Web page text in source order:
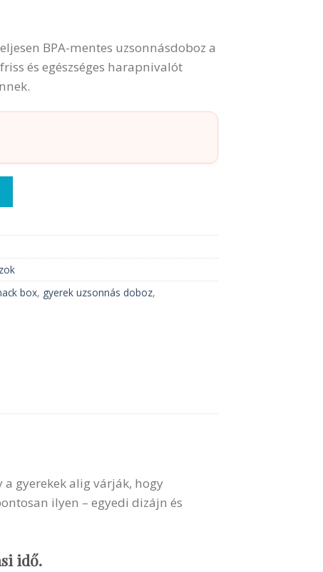
BPA-mentes uzsonnásdoboz a
és egészséges harapnivalót
Friends mennyiség
box, gyerek uzsonnás doboz,
gyerekek alig várják, hogy
ilyen – egyedi dizájn és
idő.